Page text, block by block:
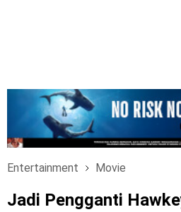
Entertainment Movie
Jadi Pengganti